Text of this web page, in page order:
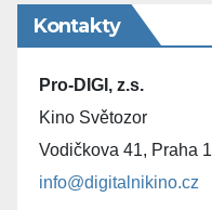
Kontakty
Pro-DIGI, z.s.
Kino Světozor
Vodičkova 41, Praha 1
info@digitalnikino.cz